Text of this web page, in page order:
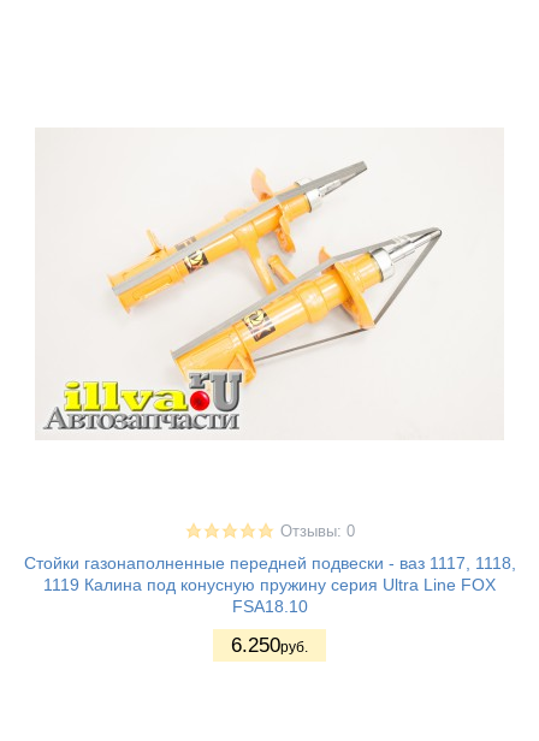
Отзывы: 0
Стойки газонаполненные передней подвески - ваз 1117, 1118,
1119 Калина под конусную пружину серия Ultra Line FOX
FSA18.10
6.250руб.